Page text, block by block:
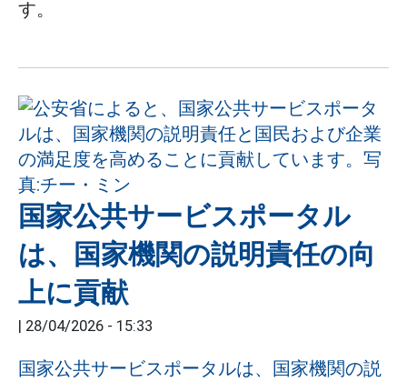
す。
国家公共サービスポータル
は、国家機関の説明責任の向
上に貢献
28/04/2026 - 15:33
国家公共サービスポータルは、国家機関の説